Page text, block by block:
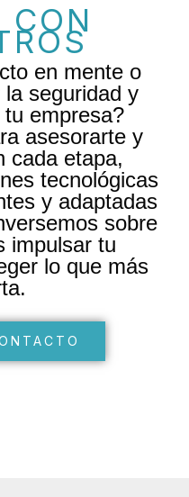
CON
en mente o
seguridad y
empresa?
asesorarte y
cada etapa,
tecnológicas
y adaptadas
sobre
impulsar tu
lo que más